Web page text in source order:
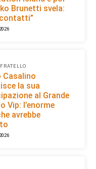
Brunetti svela:
Casalino
la sua
al Grande
Vip: l’enorme
avrebbe